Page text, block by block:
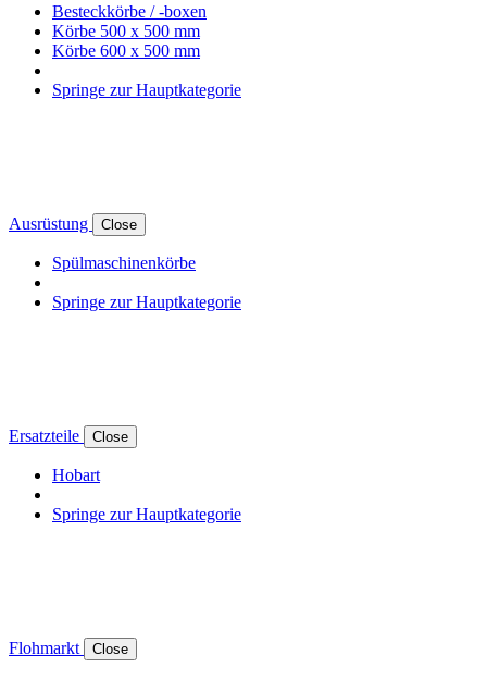
Besteckkörbe / -boxen
Körbe 500 x 500 mm
Körbe 600 x 500 mm
Springe zur Hauptkategorie
Ausrüstung Close
Spülmaschinenkörbe
Springe zur Hauptkategorie
Ersatzteile Close
Hobart
Springe zur Hauptkategorie
Flohmarkt Close